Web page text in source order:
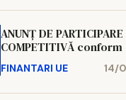
Municipiul Iași
ANUNȚ DE
COMPETITIVĂ
ministrului energiei nr.
(MO PI nr. 1133/
FINANTARI UE 14/